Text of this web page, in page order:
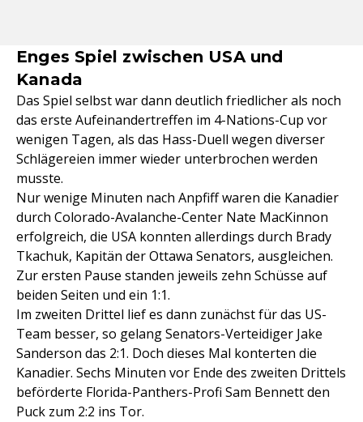
Enges Spiel zwischen USA und
Kanada
Das Spiel selbst war dann deutlich friedlicher als noch
das erste Aufeinandertreffen im 4-Nations-Cup vor
wenigen Tagen, als das Hass-Duell wegen diverser
Schlägereien immer wieder unterbrochen werden
musste.
Nur wenige Minuten nach Anpfiff waren die Kanadier
durch Colorado-Avalanche-Center Nate MacKinnon
erfolgreich, die USA konnten allerdings durch Brady
Tkachuk, Kapitän der Ottawa Senators, ausgleichen.
Zur ersten Pause standen jeweils zehn Schüsse auf
beiden Seiten und ein 1:1.
Im zweiten Drittel lief es dann zunächst für das US-
Team besser, so gelang Senators-Verteidiger Jake
Sanderson das 2:1. Doch dieses Mal konterten die
Kanadier. Sechs Minuten vor Ende des zweiten Drittels
beförderte Florida-Panthers-Profi Sam Bennett den
Puck zum 2:2 ins Tor.